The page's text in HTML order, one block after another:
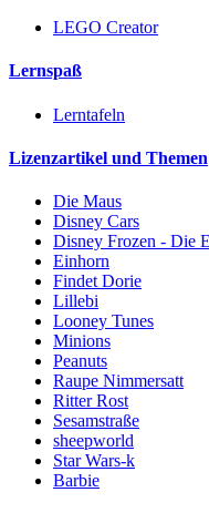
LEGO Creator
Lernspaß
Lerntafeln
Lizenzartikel und Themen
Die Maus
Disney Cars
Disney Frozen - Die
Einhorn
Findet Dorie
Lillebi
Looney Tunes
Minions
Peanuts
Raupe Nimmersatt
Ritter Rost
Sesamstraße
sheepworld
Star Wars-k
Barbie